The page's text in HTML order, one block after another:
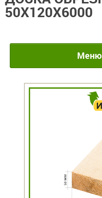
50Х120Х6000
Меню